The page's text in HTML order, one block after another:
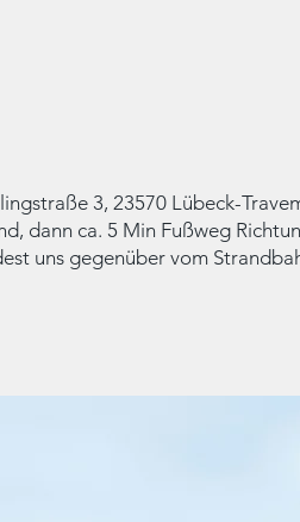
3, 23570 Lübeck-
dann ca. 5 Min Fußweg
uns gegenüber vom